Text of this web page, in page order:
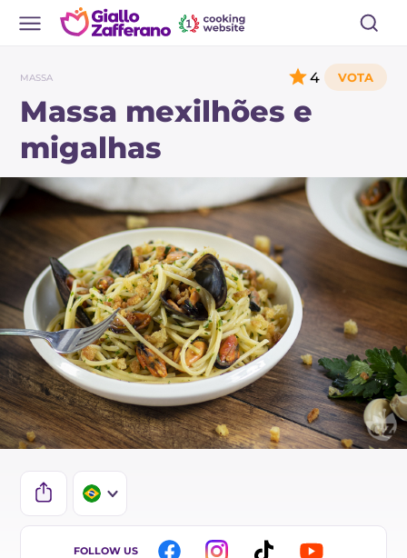
MASSA
Massa mexilhões e
migalhas
4
IT
FOLLOW US